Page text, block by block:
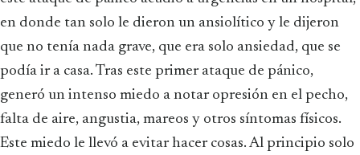
en donde tan solo le dieron un ansiolítico y le dijeron
que no tenía nada grave, que era solo ansiedad, que se
podía ir a casa. Tras este primer ataque de pánico,
generó un intenso miedo a notar opresión en el pecho,
falta de aire, angustia, mareos y otros síntomas físicos.
Este miedo le llevó a evitar hacer cosas. Al principio solo